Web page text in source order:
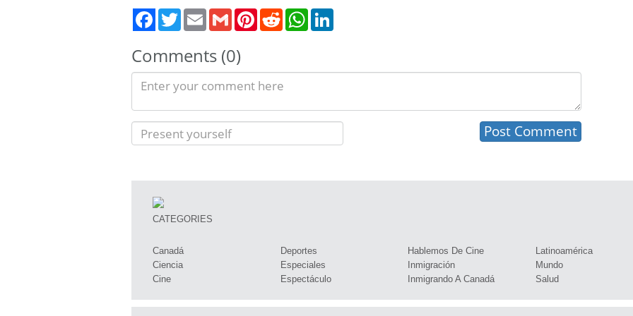
TwitterEmail Gmail PinterestRedditWhatsApp
Comments (0)
CATEGORIES
Canadá
Ciencia
Cine
Deportes
Especiales
Espectáculo
Hablemos De Cine
Inmigración
Inmigrando A Canadá
Latinoamérica
Mundo
Salud